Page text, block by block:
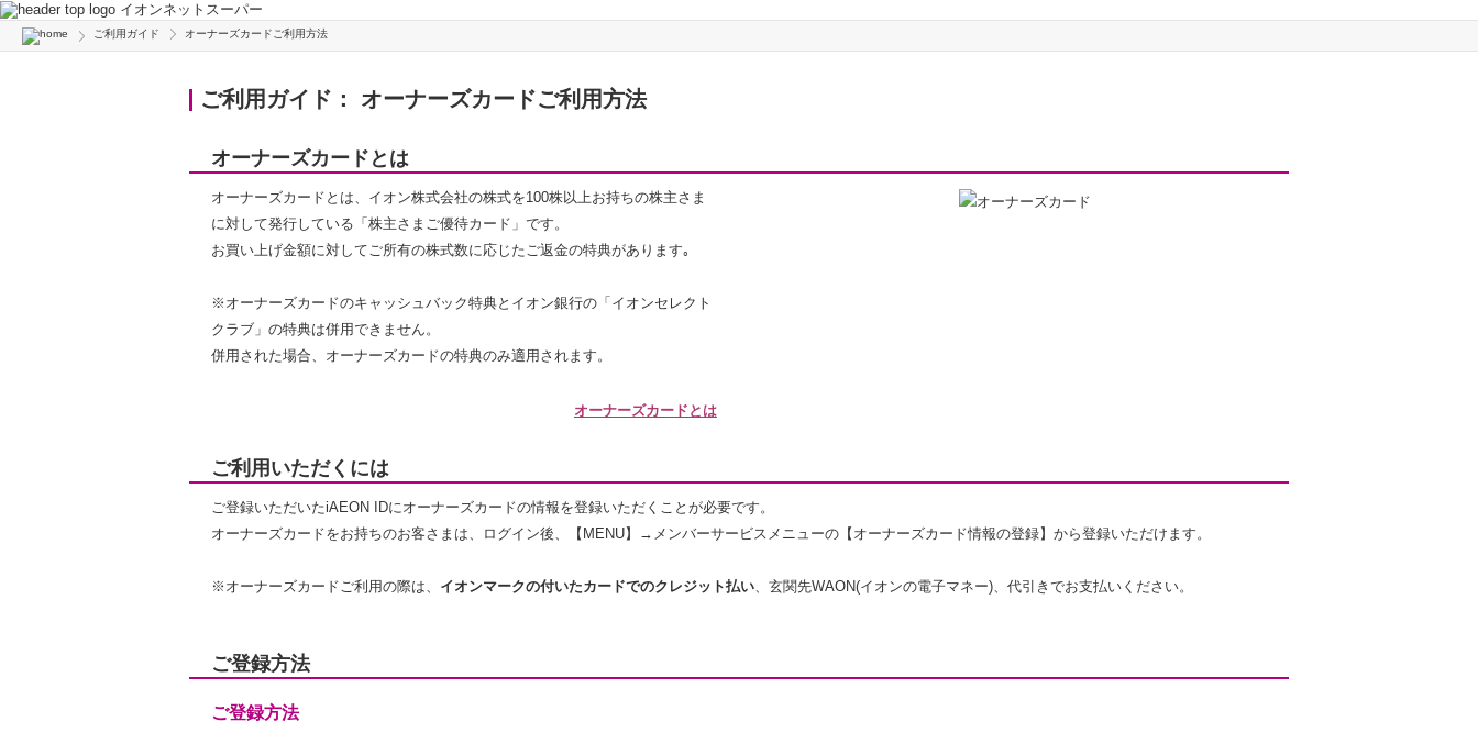
イオンネットスーパー
ご利用ガイド オーナーズカードご利用方法
ご利用ガイド： オーナーズカードご利用方法
オーナーズカードとは
オーナーズカードとは、イオン株式会社の株式を100株以上お持ちの株主さま
に対して発行している「株主さまご優待カード」です。
お買い上げ金額に対してご所有の株式数に応じたご返金の特典があります｡
※オーナーズカードのキャッシュバック特典とイオン銀行の「イオンセレクト
クラブ」の特典は併用できません。
併用された場合、オーナーズカードの特典のみ適用されます。
オーナーズカードとは
ご利用いただくには
ご登録いただいたiAEON IDにオーナーズカードの情報を登録いただくことが必要です。
オーナーズカードをお持ちのお客さまは、ログイン後、【MENU】→メンバーサービスメニューの【オーナーズカード情報の登録】から登録いただけます。
※オーナーズカードご利用の際は、 イオンマークの付いたカードでのクレジット払い、玄関先WAON(イオンの電子マネー)、代引きでお支払いください。
ご登録方法
ご登録方法